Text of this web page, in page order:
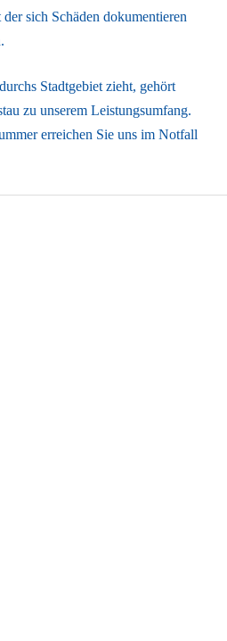
sich Schäden dokumentieren
Stadtgebiet zieht, gehört
zu unserem Leistungsumfang.
erreichen Sie uns im Notfall